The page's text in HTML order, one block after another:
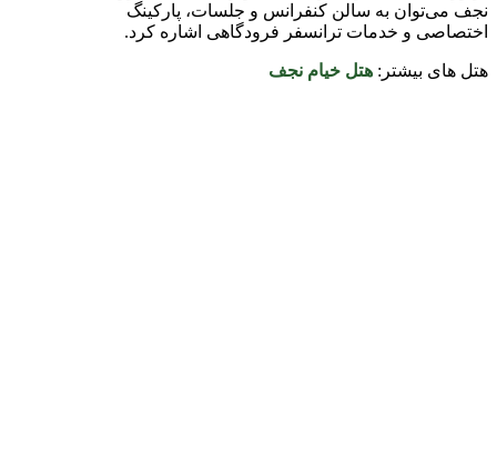
نجف می‌توان به سالن کنفرانس و جلسات، پارکینگ
اختصاصی و خدمات ترانسفر فرودگاهی اشاره کرد.
هتل های بیشتر: هتل خیام نجف